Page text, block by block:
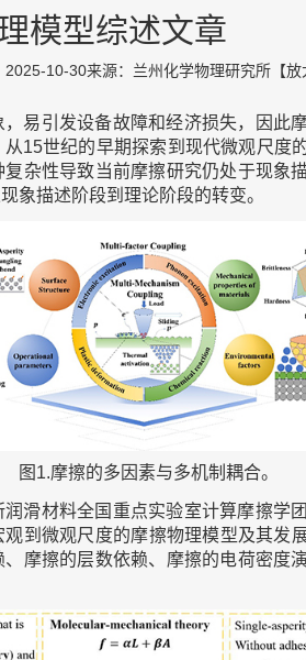
模型综述文章
2025-10-30来源：兰州化学物理研究所 【放
易引发设备故障和经济损失，因此
15世纪的早期探索到现代微观尺度
杂性导致当前摩擦研究仍处于现象
象描述阶段到理论阶段的转变。
图1.摩擦的多因素与多机制耦合。
滑材料全国重点实验室计算摩擦学
观到微观尺度的摩擦物理模型及其
摩擦的层数依赖、摩擦的电荷密度